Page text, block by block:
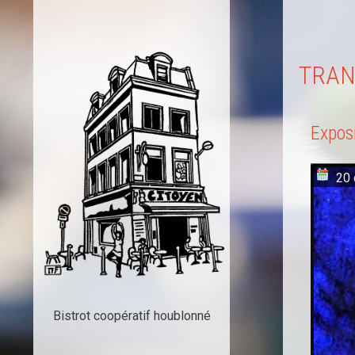
Bistrot coopératif houblonné
20